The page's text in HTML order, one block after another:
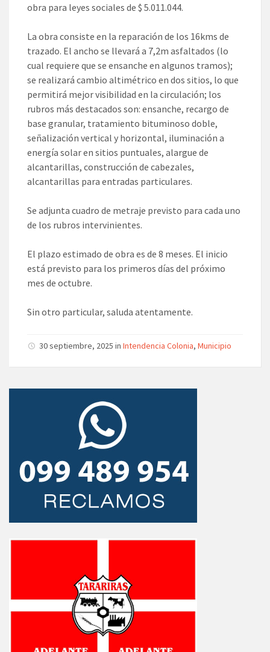
obra para leyes sociales de $ 5.011.044.
La obra consiste en la reparación de los 16kms de
trazado. El ancho se llevará a 7,2m asfaltados (lo
cual requiere que se ensanche en algunos tramos);
se realizará cambio altimétrico en dos sitios, lo que
permitirá mejor visibilidad en la circulación; los
rubros más destacados son: ensanche, recargo de
base granular, tratamiento bituminoso doble,
señalización vertical y horizontal, iluminación a
energía solar en sitios puntuales, alargue de
alcantarillas, construcción de cabezales,
alcantarillas para entradas particulares.
Se adjunta cuadro de metraje previsto para cada uno
de los rubros intervinientes.
El plazo estimado de obra es de 8 meses. El inicio
está previsto para los primeros días del próximo
mes de octubre.
Sin otro particular, saluda atentamente.
30 septiembre, 2025 in Intendencia Colonia, Municipio